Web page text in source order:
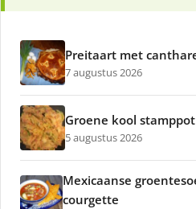
Preitaart met
7 augustus 2026
Groene kool stamppot
5 augustus 2026
Mexicaanse
courgette